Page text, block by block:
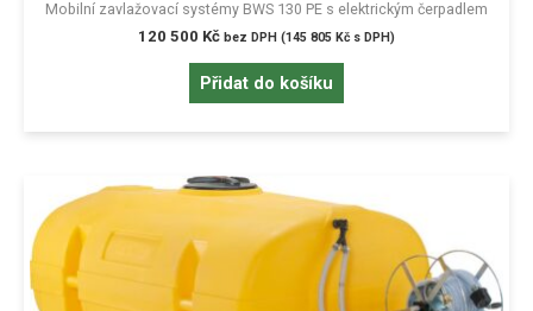
Mobilní zavlažovací systémy BWS 130 PE s elektrickým čerpadlem
120 500 Kč bez DPH (145 805 Kč s DPH)
Přidat do košíku